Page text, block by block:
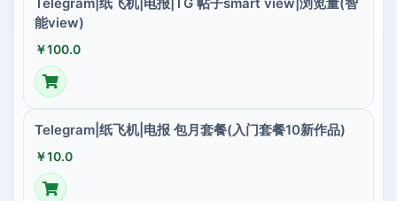
能view)
￥100.0
Telegram|纸飞机|电报 包月套餐(入门套餐10新作品)
￥10.0